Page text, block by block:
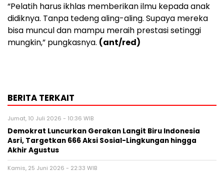
“Pelatih harus ikhlas memberikan ilmu kepada anak
didiknya. Tanpa tedeng aling-aling. Supaya mereka
bisa muncul dan mampu meraih prestasi setinggi
mungkin,” pungkasnya. (ant/red)
BERITA TERKAIT
Jumat, 10 Juli 2026 - 10:36 WIB
Demokrat Luncurkan Gerakan Langit Biru Indonesia
Asri, Targetkan 666 Aksi Sosial-Lingkungan hingga
Akhir Agustus
Kamis, 25 Juni 2026 - 22:33 WIB